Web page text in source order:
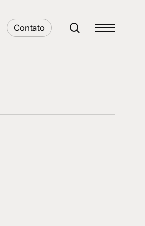
Contato search
Menu